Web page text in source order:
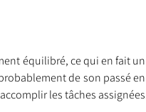
équilibré, ce qui en fait
de son passé
les tâches